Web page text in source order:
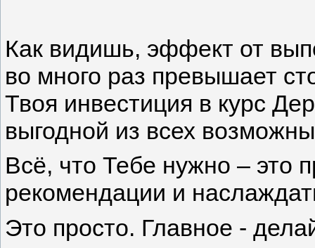
Как видишь, эффект от
во много раз превышает
Твоя инвестиция в курс
выгодной из всех
Всё, что Тебе нужно – это
рекомендации и
Это просто. Главное -